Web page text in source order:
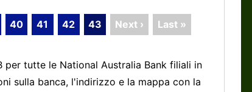
40 41 42 43 Next › Last »
tutte le National Australia Bank filiali in
sulla banca, l'indirizzo e la mappa con la